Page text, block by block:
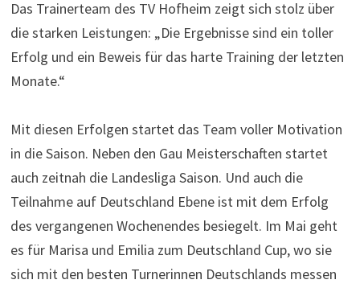
Das Trainerteam des TV Hofheim zeigt sich stolz über
die starken Leistungen: „Die Ergebnisse sind ein toller
Erfolg und ein Beweis für das harte Training der letzten
Monate.“
Mit diesen Erfolgen startet das Team voller Motivation
in die Saison. Neben den Gau Meisterschaften startet
auch zeitnah die Landesliga Saison. Und auch die
Teilnahme auf Deutschland Ebene ist mit dem Erfolg
des vergangenen Wochenendes besiegelt. Im Mai geht
es für Marisa und Emilia zum Deutschland Cup, wo sie
sich mit den besten Turnerinnen Deutschlands messen